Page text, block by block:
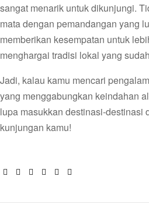
sangat menarik untuk dikunjungi.
mata dengan pemandangan yang
memberikan kesempatan untuk
menghargai tradisi lokal yang
Jadi, kalau kamu mencari
yang menggabungkan keindahan
lupa masukkan destinasi-destinasi
kunjungan kamu!
Facebook
TwitterLinkedinGoogle+Pinterest